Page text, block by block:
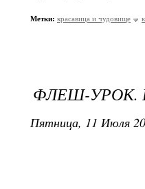
Метки: красавица и чудовище
ФЛЕШ-УРОК.
Пятница, 11 Июля